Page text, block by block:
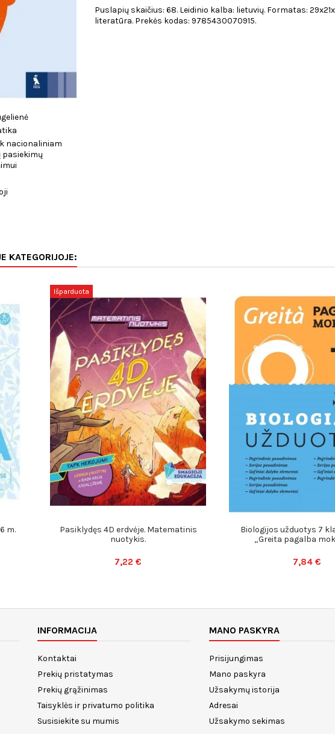
nacionaliniam
pasiekimų
Puslapių skaičius: 68. Leidinio kalba: lietuvių. Formatas:
literatūra. Prekės kodas: 9785430070915.
KATEGORIJOJE:
m.
Išparduota
Pasiklydęs 4D erdvėje. Matematinis
nuotykis.
7,22 €
Biologijos užduotys 7
„Greita pagalba
7,84 €
INFORMACIJA
Kontaktai
Prekių pristatymas
Prekių grąžinimas
Taisyklės ir privatumo politika
Susisiekite su mumis
MANO PASKYRA
Prisijungimas
Mano paskyra
Užsakymų istorija
Adresai
Užsakymo sekimas